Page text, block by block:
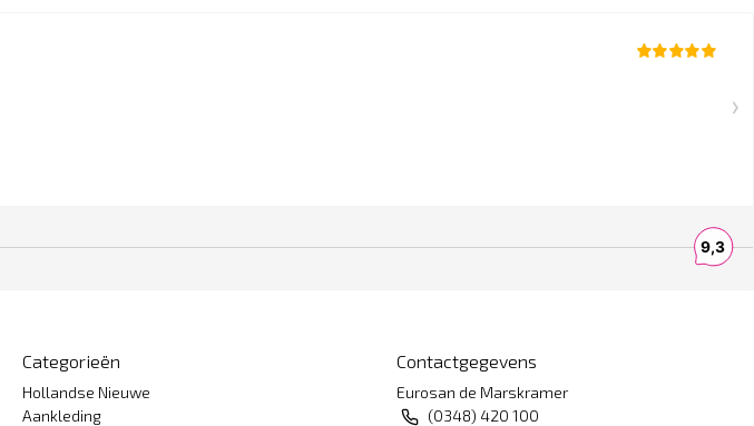
Categorieën
Hollandse Nieuwe
Aankleding
Contactgegevens
Eurosan de Marskramer
(0348) 420 100